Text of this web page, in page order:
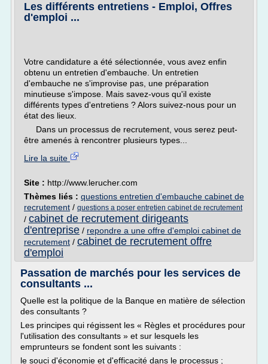
Les différents entretiens - Emploi, Offres
d'emploi ...
Votre candidature a été sélectionnée, vous avez enfin
obtenu un entretien d'embauche. Un entretien
d'embauche ne s'improvise pas, une préparation
minutieuse s'impose. Mais savez-vous qu'il existe
différents types d'entretiens ? Alors suivez-nous pour un
état des lieux.
Dans un processus de recrutement, vous serez peut-
être amenés à rencontrer plusieurs types...
Lire la suite
Site : http://www.lerucher.com
Thèmes liés : questions entretien d'embauche cabinet de
recrutement / questions a poser entretien cabinet de recrutement
/ cabinet de recrutement dirigeants
d'entreprise / repondre a une offre d'emploi cabinet de
recrutement / cabinet de recrutement offre
d'emploi
Passation de marchés pour les services de
consultants ...
Quelle est la politique de la Banque en matière de sélection
des consultants ?
Les principes qui régissent les « Règles et procédures pour
l'utilisation des consultants » et sur lesquels les
emprunteurs se fondent sont les suivants :
le souci d'économie et d'efficacité dans le processus ;